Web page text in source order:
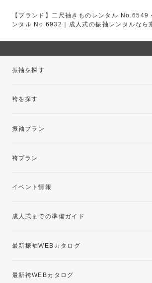
【ブランド】二尺袖きものレンタル No.6549
ンタル No.6932｜成人式の振袖レンタルなら
振袖を探す
袴を探す
振袖プラン
レンタルプラン
袴プラン
卒業袴レンタルプラン
イベント情報
成人式までの準備ガイド
最新振袖WEBカタログ
最新袴WEBカタログ